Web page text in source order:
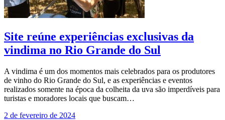
Site reúne experiências exclusivas da
vindima no Rio Grande do Sul
A vindima é um dos momentos mais celebrados para os produtores
de vinho do Rio Grande do Sul, e as experiências e eventos
realizados somente na época da colheita da uva são imperdíveis para
turistas e moradores locais que buscam…
2 de fevereiro de 2024